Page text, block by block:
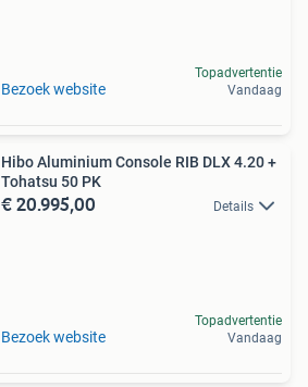
Bezoek website
Topadvertentie
Vandaag
Hibo Aluminium Console RIB DLX 4.20 +
Tohatsu 50 PK
€ 20.995,00 Details
Bezoek website
Topadvertentie
Vandaag